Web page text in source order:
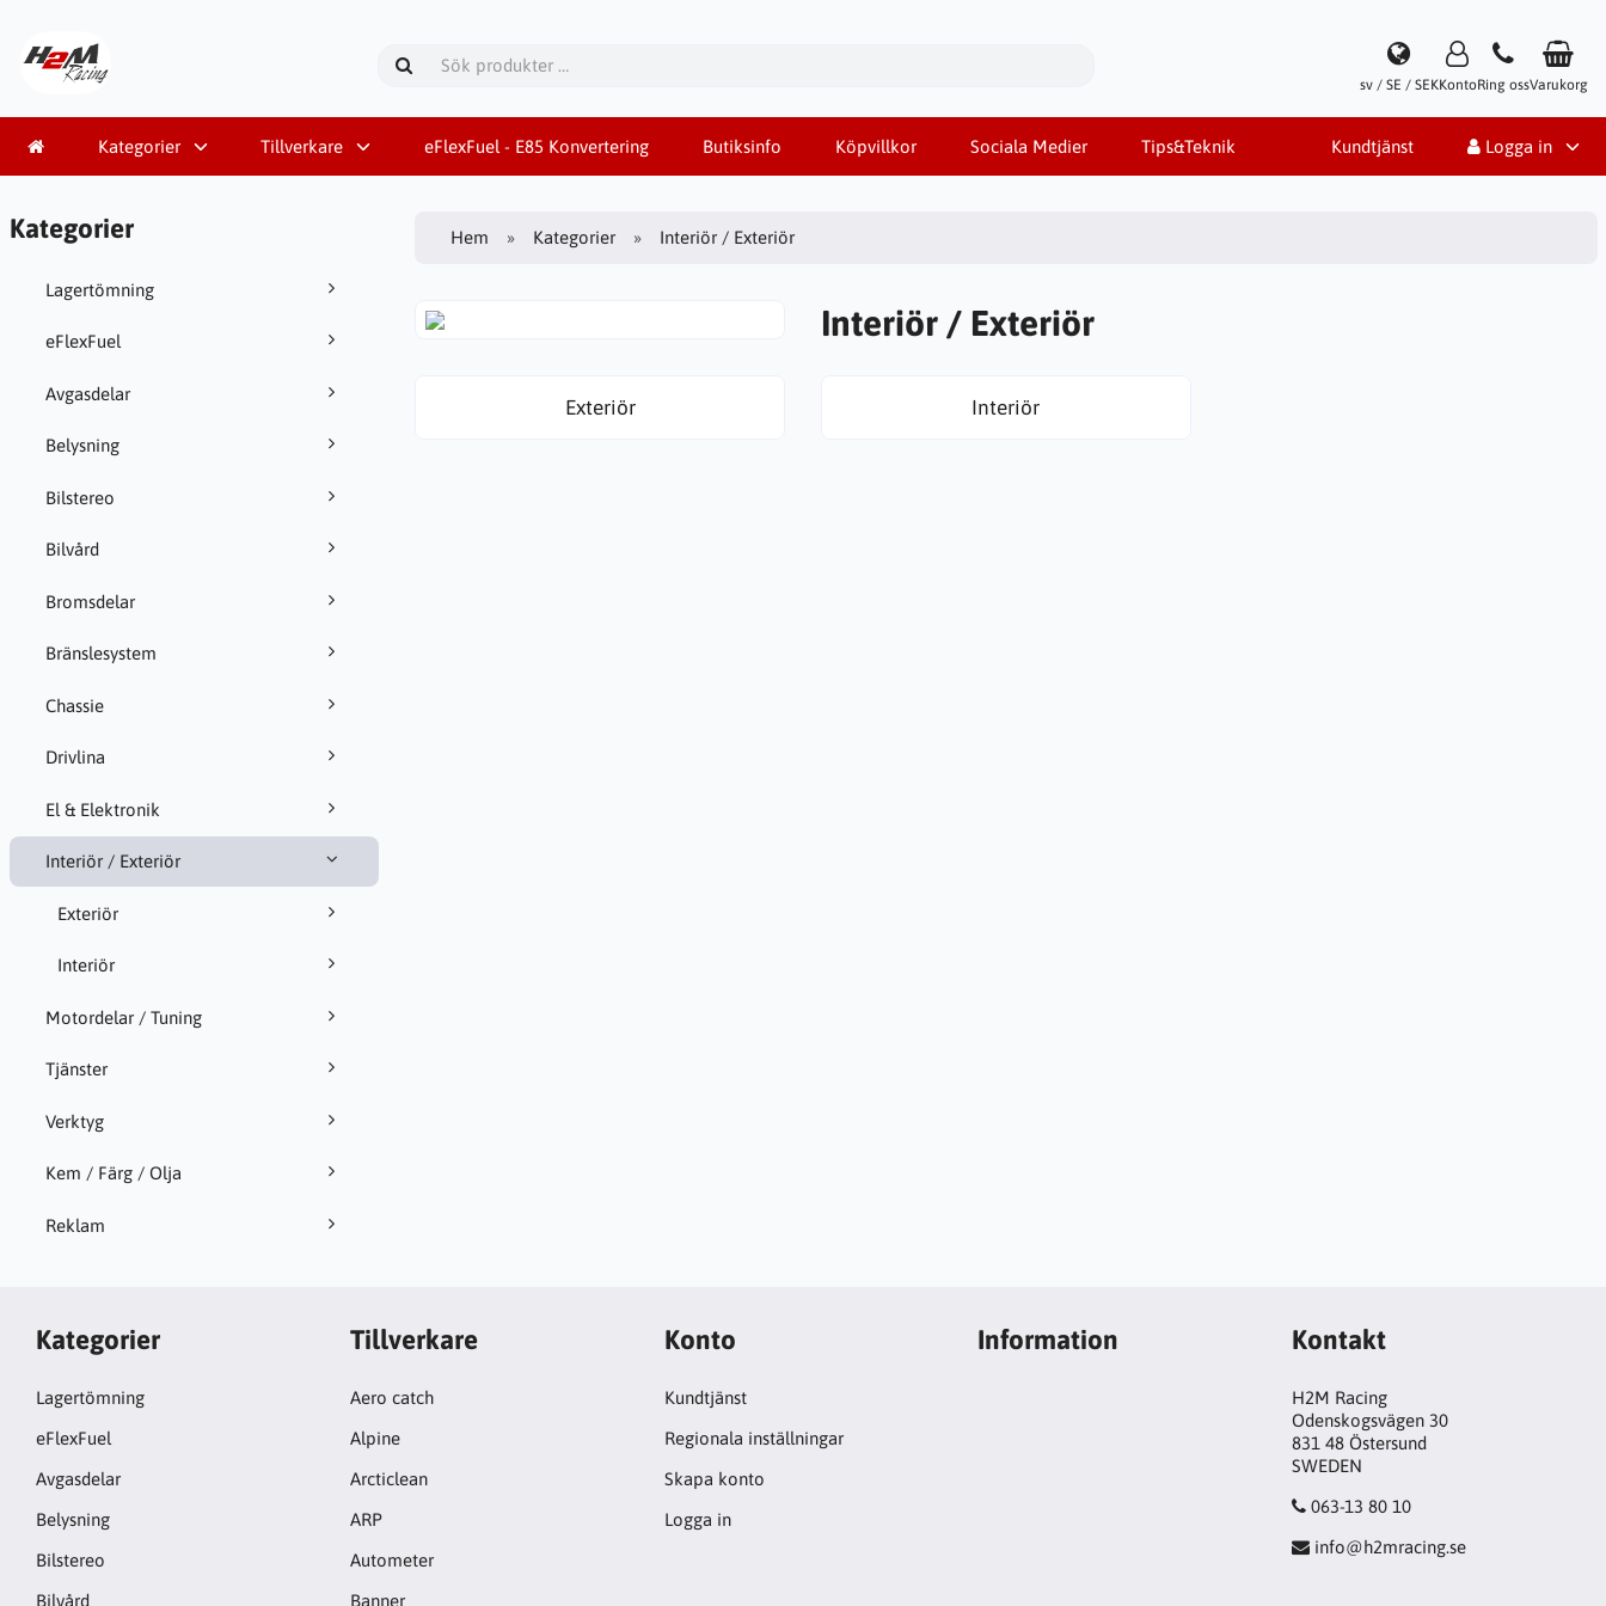
sv / SE / SEKKontoRing ossVarukorg
Kategorier Tillverkare eFlexFuel - E85 Konvertering Butiksinfo Köpvillkor Sociala Medier Tips&Teknik Kundtjänst Logga in
Kategorier
Lagertömning
eFlexFuel
Avgasdelar
Belysning
Bilstereo
Bilvård
Bromsdelar
Bränslesystem
Chassie
Drivlina
El & Elektronik
Interiör / Exteriör
Exteriör
Interiör
Motordelar / Tuning
Tjänster
Verktyg
Kem / Färg / Olja
Reklam
Hem Kategorier Interiör / Exteriör
Interiör / Exteriör
Exteriör Interiör
Kategorier
Lagertömning
eFlexFuel
Avgasdelar
Belysning
Bilstereo
Bilvård
Tillverkare
Aero catch
Alpine
Arcticlean
ARP
Autometer
Banner
Konto
Kundtjänst
Regionala inställningar
Skapa konto
Logga in
Information Kontakt
H2M Racing
Odenskogsvägen 30
831 48 Östersund
SWEDEN
063-13 80 10
info@h2mracing.se